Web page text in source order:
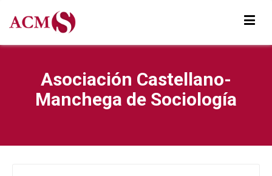
Asociación Castellano-
Manchega de Sociología